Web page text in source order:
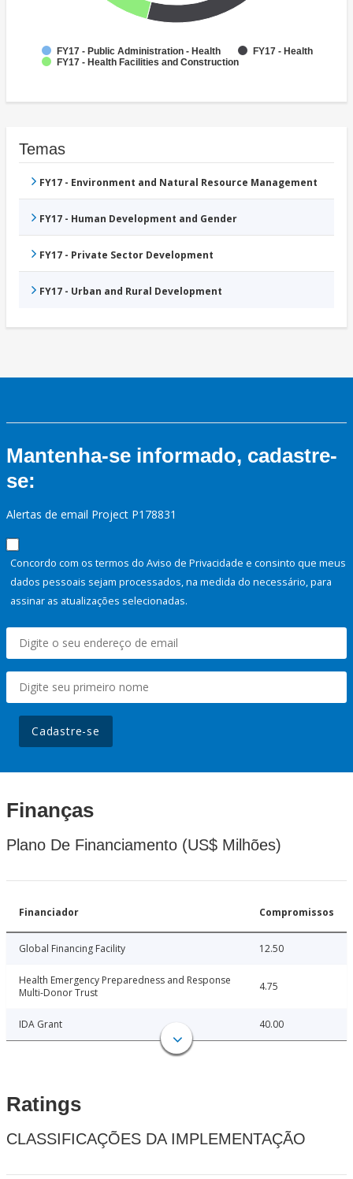
FY17 - Public Administration - Health
FY17 - Health
FY17 - Health Facilities and Construction
Temas
FY17 - Environment and Natural Resource Management
FY17 - Human Development and Gender
FY17 - Private Sector Development
FY17 - Urban and Rural Development
Mantenha-se informado, cadastre-
se:
Alertas de email Project P178831
Concordo com os termos do Aviso de Privacidade e consinto que meus
dados pessoais sejam processados, na medida do necessário, para
assinar as atualizações selecionadas.
Cadastre-se
Finanças
Plano De Financiamento (US$ Milhões)
Financiador Compromissos
Global Financing Facility 12.50
Health Emergency Preparedness and Response
Multi-Donor Trust
4.75
IDA Grant 40.00
Ratings
CLASSIFICAÇÕES DA IMPLEMENTAÇÃO